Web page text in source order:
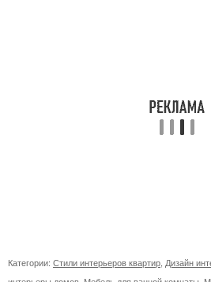
Категории: Стили интерьеров квартир Дизайн